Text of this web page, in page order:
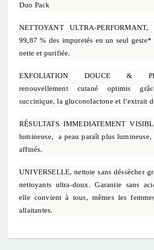
Duo Pack
NETTOYANT ULTRA-
99,87 % des impuretés en un seul geste*
nette et purifiée.
EXFOLIATION DOUCE &
renouvellement cutané optimis
succinique, la gluconolactone et l’extrait
RÉSULTATS IMMEDIATEMENT
lumineuse, a peau paraît plus lumineuse,
affinés.
UNIVERSELLE, nettoie sans déssècher
nettoyants ultra-doux. Garantie sans
elle convient à tous, mêmes les
allaitantes.